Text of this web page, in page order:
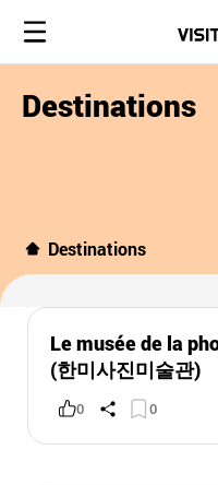
Destinations
Destinations
Le musée de la
(한미사진미술관)
0 0